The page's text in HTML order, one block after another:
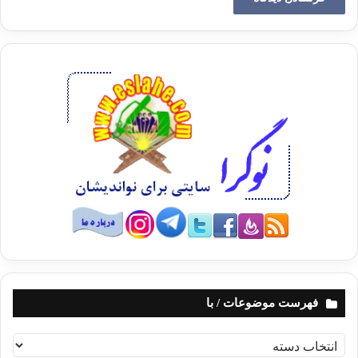
آن اصرار داشتیم، چیز دیگری از رژیم نمی‌خواستیم. در صورت برخورداری ملت
بالعکس اگر اخوان سرکوب می‌شد، ملت نیز سرکوب می‌شد؛ همچنان‌که در
● در مورد مواضع خارجی در ایام انقلاب، ارزیابی شما چیست؟ بعضی‌ها شما را
به داشتن ارتباط با برخی قدرت‌های منطقه‌ای متهم می‌کردند و اظهارات آنان به
پای شما نوشته می‌شد.
ما مسؤول اظهارات دیگران در ایران، لبنان یا هرجای دیگر نیستیم و
نمی‌خواهیم کسی در امور داخلی مصر دخالت کند.
بارها تأکید کرده‌ایم که انقلاب فرخنده مصر، یک انقلاب کاملا مردمی است و
نسبت دهد.
فهرست موضوعات / با